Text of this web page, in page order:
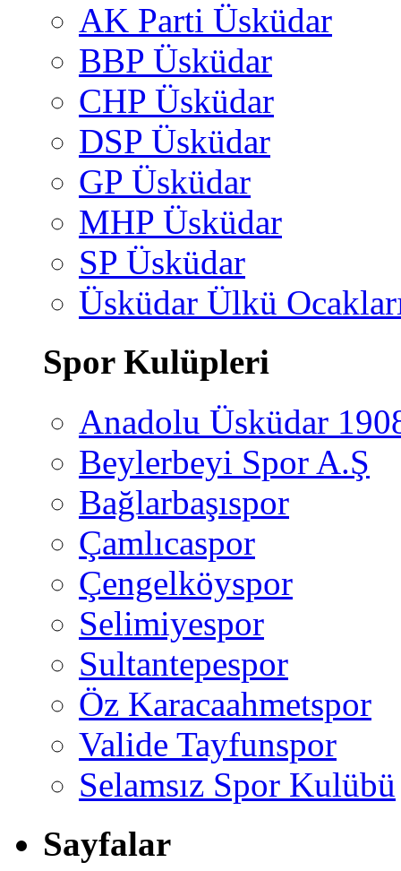
AK Parti Üsküdar
BBP Üsküdar
CHP Üsküdar
DSP Üsküdar
GP Üsküdar
MHP Üsküdar
SP Üsküdar
Üsküdar Ülkü
Spor Kulüpleri
Anadolu Üsküdar
Beylerbeyi Spor A.Ş
Bağlarbaşıspor
Çamlıcaspor
Çengelköyspor
Selimiyespor
Sultantepespor
Öz Karacaahmetspor
Valide Tayfunspor
Selamsız Spor Kulübü
Sayfalar